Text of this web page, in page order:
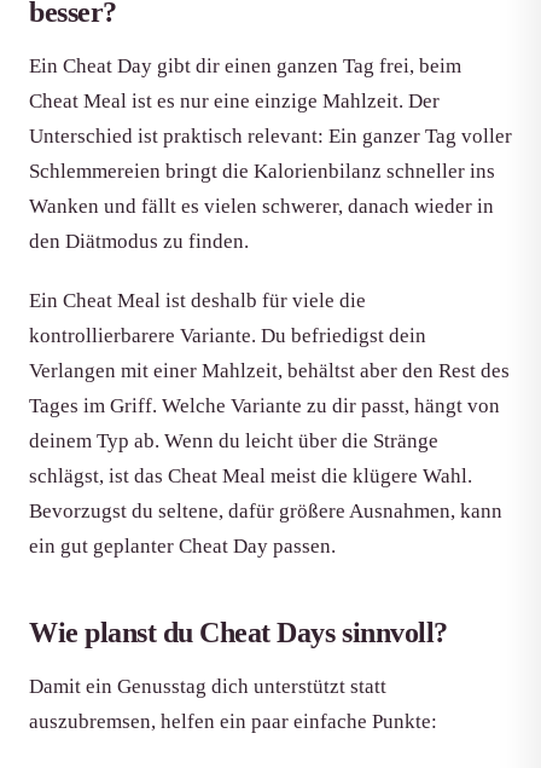
besser?
Ein Cheat Day gibt dir einen ganzen Tag frei, beim
Cheat Meal ist es nur eine einzige Mahlzeit. Der
Unterschied ist praktisch relevant: Ein ganzer Tag voller
Schlemmereien bringt die Kalorienbilanz schneller ins
Wanken und fällt es vielen schwerer, danach wieder in
den Diätmodus zu finden.
Ein Cheat Meal ist deshalb für viele die
kontrollierbarere Variante. Du befriedigst dein
Verlangen mit einer Mahlzeit, behältst aber den Rest des
Tages im Griff. Welche Variante zu dir passt, hängt von
deinem Typ ab. Wenn du leicht über die Stränge
schlägst, ist das Cheat Meal meist die klügere Wahl.
Bevorzugst du seltene, dafür größere Ausnahmen, kann
ein gut geplanter Cheat Day passen.
Wie planst du Cheat Days sinnvoll?
Damit ein Genusstag dich unterstützt statt
auszubremsen, helfen ein paar einfache Punkte: